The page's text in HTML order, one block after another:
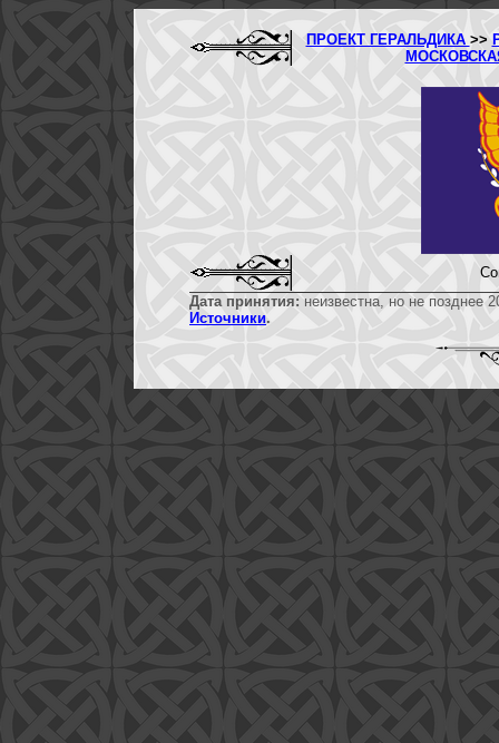
ПРОЕКТ ГЕРАЛЬДИКА >>
Дата принятия: неизвестна, но не позднее
Источники.